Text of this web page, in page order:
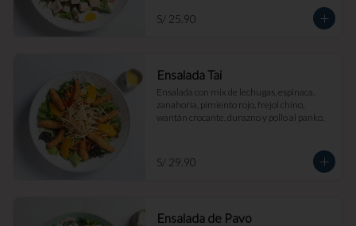
S/ 25.90
Ensalada Tai
Ensalada con mix de lechugas, espinaca,
zanahoria, pimiento rojo, frejol chino,
wantán crocante, durazno y pollo al panko.
S/ 29.90
Ensalada de Pavo